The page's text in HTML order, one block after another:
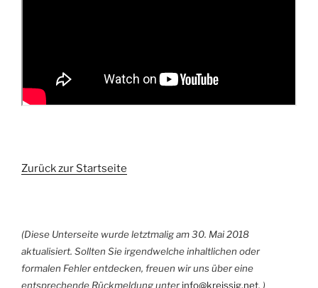
Zurück zur Startseite
(Diese Unterseite wurde letztmalig am 30. Mai 2018
aktualisiert. Sollten Sie irgendwelche inhaltlichen oder
formalen Fehler entdecken, freuen wir uns über eine
entsprechende Rückmeldung unterinfo@kreissig.net. )